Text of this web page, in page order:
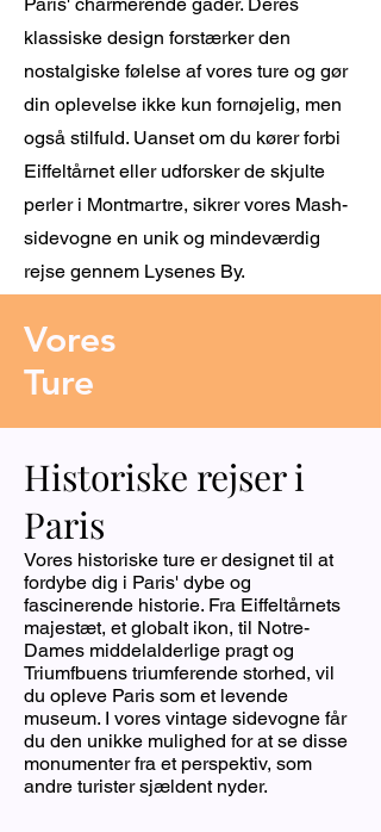
klassiske design forstærker den
nostalgiske følelse af vores ture og gør
din oplevelse ikke kun fornøjelig, men
også stilfuld. Uanset om du kører forbi
Eiffeltårnet eller udforsker de skjulte
perler i Montmartre, sikrer vores Mash-
sidevogne en unik og mindeværdig
rejse gennem Lysenes By.
Vores
Ture
Historiske rejser i
Paris
Vores historiske ture er designet til at
fordybe dig i Paris' dybe og
fascinerende historie. Fra Eiffeltårnets
majestæt, et globalt ikon, til Notre-
Dames middelalderlige pragt og
Triumfbuens triumferende storhed, vil
du opleve Paris som et levende
museum. I vores vintage sidevogne får
du den unikke mulighed for at se disse
monumenter fra et perspektiv, som
andre turister sjældent nyder.